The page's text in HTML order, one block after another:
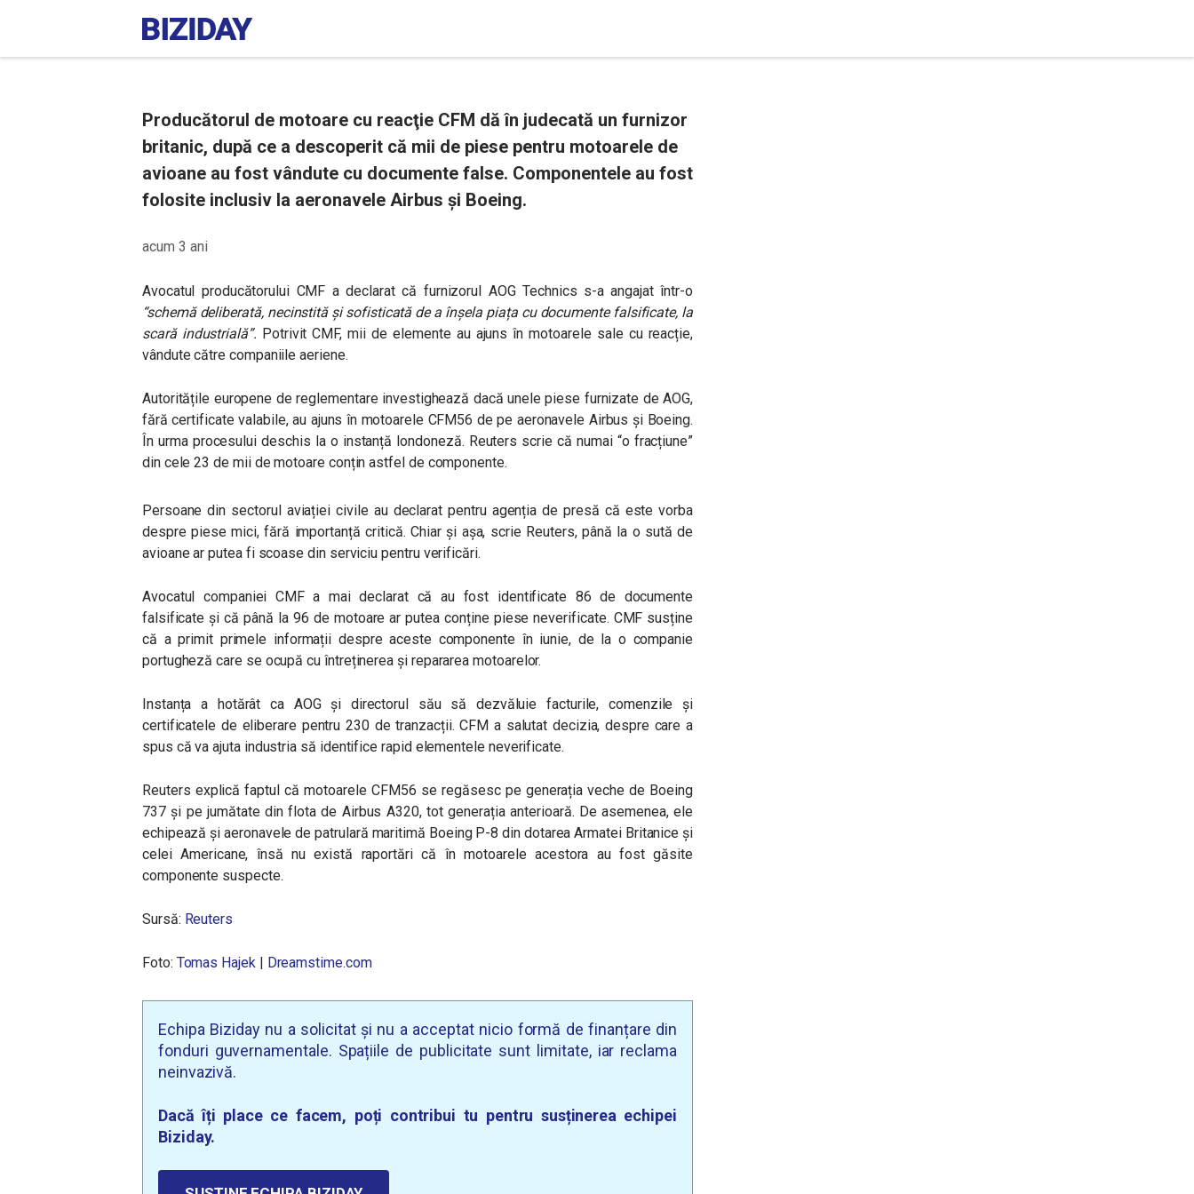
Producătorul de motoare cu reacţie CFM dă în judecată un furnizor
britanic, după ce a descoperit că mii de piese pentru motoarele de
avioane au fost vândute cu documente false. Componentele au fost
folosite inclusiv la aeronavele Airbus și Boeing.
acum 3 ani
Avocatul producătorului CMF a declarat că furnizorul AOG Technics s-a angajat într-o
“schemă deliberată, necinstită și sofisticată de a înșela piața cu documente falsificate, la
scară industrială”. Potrivit CMF, mii de elemente au ajuns în motoarele sale cu reacție,
vândute către companiile aeriene.
Autoritățile europene de reglementare investighează dacă unele piese furnizate de AOG,
fără certificate valabile, au ajuns în motoarele CFM56 de pe aeronavele Airbus și Boeing.
În urma procesului deschis la o instanță londoneză. Reuters scrie că numai “o fracțiune”
din cele 23 de mii de motoare conțin astfel de componente.
Persoane din sectorul aviației civile au declarat pentru agenția de presă că este vorba
despre piese mici, fără importanță critică. Chiar și așa, scrie Reuters, până la o sută de
avioane ar putea fi scoase din serviciu pentru verificări.
Avocatul companiei CMF a mai declarat că au fost identificate 86 de documente
falsificate și că până la 96 de motoare ar putea conține piese neverificate. CMF susține
că a primit primele informații despre aceste componente în iunie, de la o companie
portugheză care se ocupă cu întreținerea și repararea motoarelor.
Instanța a hotărât ca AOG și directorul său să dezvăluie facturile, comenzile și
certificatele de eliberare pentru 230 de tranzacții. CFM a salutat decizia, despre care a
spus că va ajuta industria să identifice rapid elementele neverificate.
Reuters explică faptul că motoarele CFM56 se regăsesc pe generația veche de Boeing
737 și pe jumătate din flota de Airbus A320, tot generația anterioară. De asemenea, ele
echipează și aeronavele de patrulară maritimă Boeing P-8 din dotarea Armatei Britanice și
celei Americane, însă nu există raportări că în motoarele acestora au fost găsite
componente suspecte.
Sursă: Reuters
Foto: Tomas Hajek | Dreamstime.com
Echipa Biziday nu a solicitat și nu a acceptat nicio formă de finanțare din
fonduri guvernamentale. Spațiile de publicitate sunt limitate, iar reclama
neinvazivă.
Dacă îți place ce facem, poți contribui tu pentru susținerea echipei
Biziday.